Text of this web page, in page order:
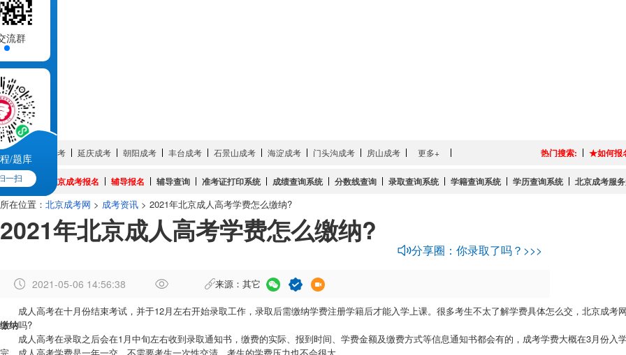
网站首页
成考资讯
成考政策
成考简章
成考培训
成考院校
成考专业
试题真题
网上报名
服务大厅
城市: 密云成考 延庆成考 朝阳成考 丰台成考 石景山成考 海淀成考 门头沟成考 房山成考 更多+ 热门搜索: ★如何
成考系统: 北京成考报名 辅导报名 辅导查询 准考证打印系统 成绩查询系统 分数线查询 录取查询系统 学籍查询系统 学历查询系统 北京成考服
交流群
/题库
一扫
所在位置： 北京成考网 > 成考资讯 > 2021年北京成人高考学费怎么缴纳?
2021年北京成人高考学费怎么缴纳?
分享圈：你录取了吗？>>>
2021-05-06 14:56:38
来源：其它
者
章
成人高考在十月份结束考试，并于12月左右开始录取工作，录取后需缴纳学费注册学籍后才能入学上课。很多考生不太了解学费具体怎么交，北京成考
缴纳吗?
成人高考在录取之后会在1月中旬左右收到录取通知书，缴费的实际、报到时间、学费金额及缴费方式等信息通知书都会有的，成考学费大概在3月份入